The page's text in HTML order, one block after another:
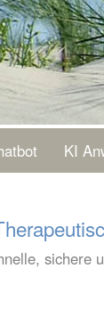
KI
sichere